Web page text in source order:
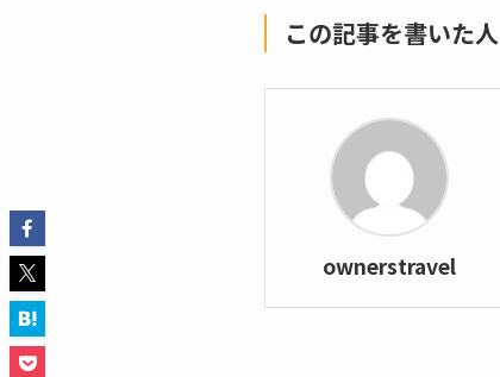
この記事を書いた人
ownerstravel